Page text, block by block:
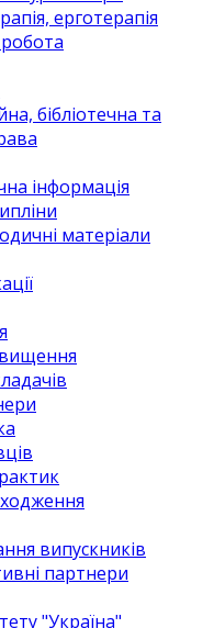
ерготерапія
бібліотечна та
інформація
матеріали
випускників
партнери
"Україна"